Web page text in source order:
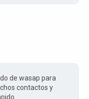
de wasap para
contactos y